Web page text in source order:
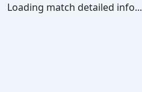
Loading match detailed info...